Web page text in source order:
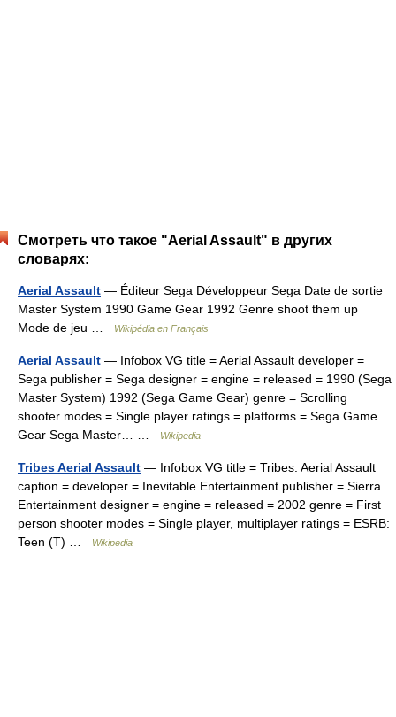
Смотреть что такое "Aerial Assault" в других
словарях:
Aerial Assault — Éditeur Sega Développeur Sega Date de sortie
Master System 1990 Game Gear 1992 Genre shoot them up
Mode de jeu …
Wikipédia en Français
Aerial Assault — Infobox VG title = Aerial Assault developer =
Sega publisher = Sega designer = engine = released = 1990 (Sega
Master System) 1992 (Sega Game Gear) genre = Scrolling
shooter modes = Single player ratings = platforms = Sega Game
Gear Sega Master… …
Wikipedia
Tribes Aerial Assault — Infobox VG title = Tribes: Aerial Assault
caption = developer = Inevitable Entertainment publisher = Sierra
Entertainment designer = engine = released = 2002 genre = First
person shooter modes = Single player, multiplayer ratings = ESRB:
Teen (T) …
Wikipedia